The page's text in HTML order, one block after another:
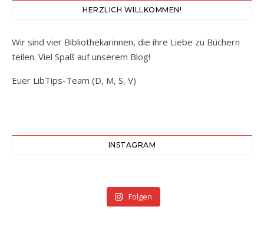
HERZLICH WILLKOMMEN!
Wir sind vier Bibliothekarinnen, die ihre Liebe zu Büchern
teilen. Viel Spaß auf unserem Blog!
Euer LibTips-Team (D, M, S, V)
INSTAGRAM
Folgen